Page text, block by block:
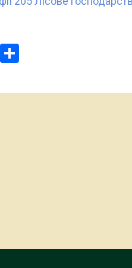
Email